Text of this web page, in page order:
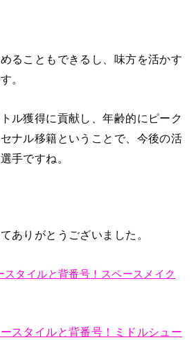
ることもできるし、味方を活かす
。
ル獲得に貢献し、年齢的にピーク
ナル移籍ということで、今後の活
手ですね。
ありがとうございました。
スタイルと背番号！スペースメイク
スタイルと背番号！ミドルシュー